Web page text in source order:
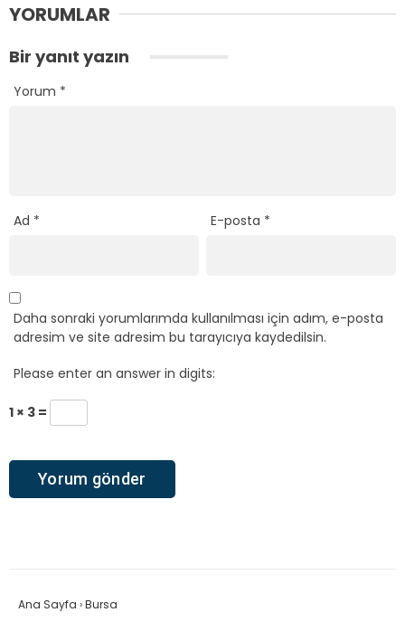
YORUMLAR
Bir yanıt yazın
Yorum *
Ad * E-posta *
Daha sonraki yorumlarımda kullanılması için adım, e-posta
adresim ve site adresim bu tarayıcıya kaydedilsin.
Please enter an answer in digits:
1 × 3 =
Ana Sayfa ›Bursa